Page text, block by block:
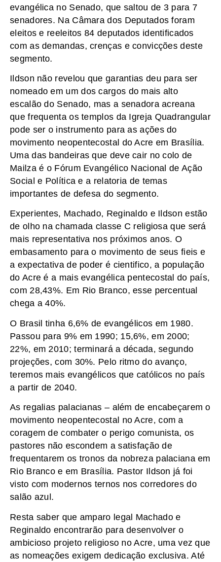
evangélica no Senado, que saltou de 3 para 7
senadores. Na Câmara dos Deputados foram
eleitos e reeleitos 84 deputados identificados
com as demandas, crenças e convicções deste
segmento.
Ildson não revelou que garantias deu para ser
nomeado em um dos cargos do mais alto
escalão do Senado, mas a senadora acreana
que frequenta os templos da Igreja Quadrangular
pode ser o instrumento para as ações do
movimento neopentecostal do Acre em Brasília.
Uma das bandeiras que deve cair no colo de
Mailza é o Fórum Evangélico Nacional de Ação
Social e Política e a relatoria de temas
importantes de defesa do segmento.
Experientes, Machado, Reginaldo e Ildson estão
de olho na chamada classe C religiosa que será
mais representativa nos próximos anos. O
embasamento para o movimento de seus fieis e
a expectativa de poder é cientifico, a população
do Acre é a mais evangélica pentecostal do país,
com 28,43%. Em Rio Branco, esse percentual
chega a 40%.
O Brasil tinha 6,6% de evangélicos em 1980.
Passou para 9% em 1990; 15,6%, em 2000;
22%, em 2010; terminará a década, segundo
projeções, com 30%. Pelo ritmo do avanço,
teremos mais evangélicos que católicos no país
a partir de 2040.
As regalias palacianas – além de encabeçarem o
movimento neopentecostal no Acre, com a
coragem de combater o perigo comunista, os
pastores não escondem a satisfação de
frequentarem os tronos da nobreza palaciana em
Rio Branco e em Brasília. Pastor Ildson já foi
visto com modernos ternos nos corredores do
salão azul.
Resta saber que amparo legal Machado e
Reginaldo encontrarão para desenvolver o
ambicioso projeto religioso no Acre, uma vez que
as nomeações exigem dedicação exclusiva. Até